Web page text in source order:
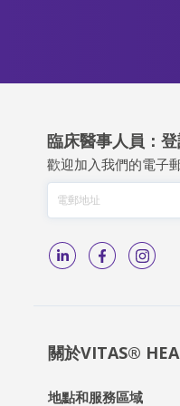
臨床醫事人員：
歡迎加入我們的電子
關於VITAS®
地點和服務區域